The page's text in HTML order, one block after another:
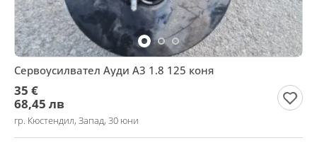
Сервоусилвател Ауди А3 1.8 125 коня
35 €
68,45 лв
гр. Кюстендил, Запад, 30 юни